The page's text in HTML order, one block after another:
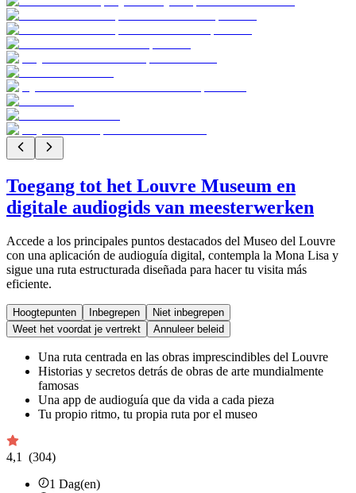
Toegang tot het Louvre Museum en
digitale audiogids van meesterwerken
Accede a los principales puntos destacados del Museo del Louvre
con una aplicación de audioguía digital, contempla la Mona Lisa y
sigue una ruta estructurada diseñada para hacer tu visita más
eficiente.
Hoogtepunten Inbegrepen
Niet inbegrepen
Weet het voordat je vertrekt
Annuleer beleid
Una ruta centrada en las obras imprescindibles del Louvre
Historias y secretos detrás de obras de arte mundialmente
famosas
Una app de audioguía que da vida a cada pieza
Tu propio ritmo, tu propia ruta por el museo
4,1
(304)
1 Dag(en)